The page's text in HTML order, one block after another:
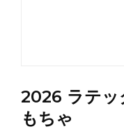
2026 ラテッ
もちゃ